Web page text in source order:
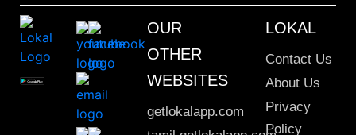
OUR
OTHER
WEBSITES
getlokalapp.com
LOKAL
Contact Us
About Us
Privacy
Policy